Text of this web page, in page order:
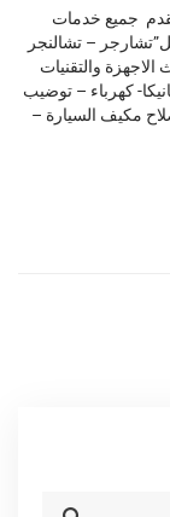
جميع خدمات
– تشالنجر
والتقنيات
كهرباء – توضيب
مكيف السيارة –